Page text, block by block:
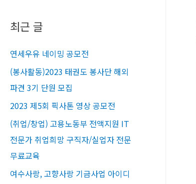
최근 글
연세우유 네이밍 공모전
(봉사활동)2023 태권도 봉사단 해외
파견 3기 단원 모집
2023 제5회 픽사톤 영상 공모전
(취업/창업) 고용노동부 전액지원 IT
전문가 취업희망 구직자/실업자 전문
무료교육​
여수사랑, 고향사랑 기금사업 아이디